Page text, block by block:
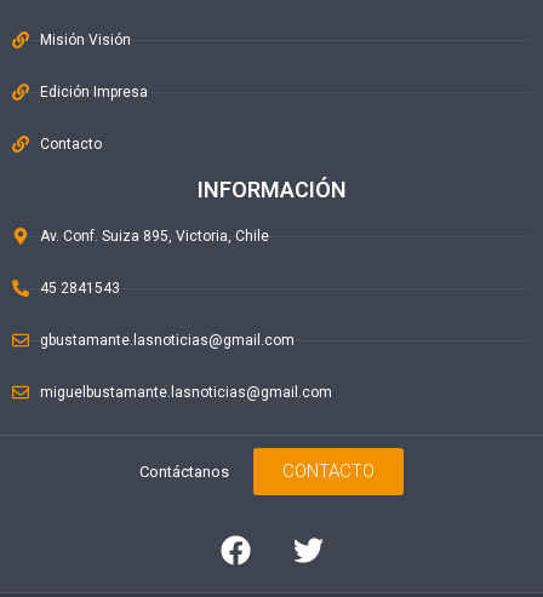
Misión Visión
Edición Impresa
Contacto
INFORMACIÓN
Av. Conf. Suiza 895, Victoria, Chile
45 2841543
gbustamante.lasnoticias@gmail.com
miguelbustamante.lasnoticias@gmail.com
Contáctanos CONTACTO